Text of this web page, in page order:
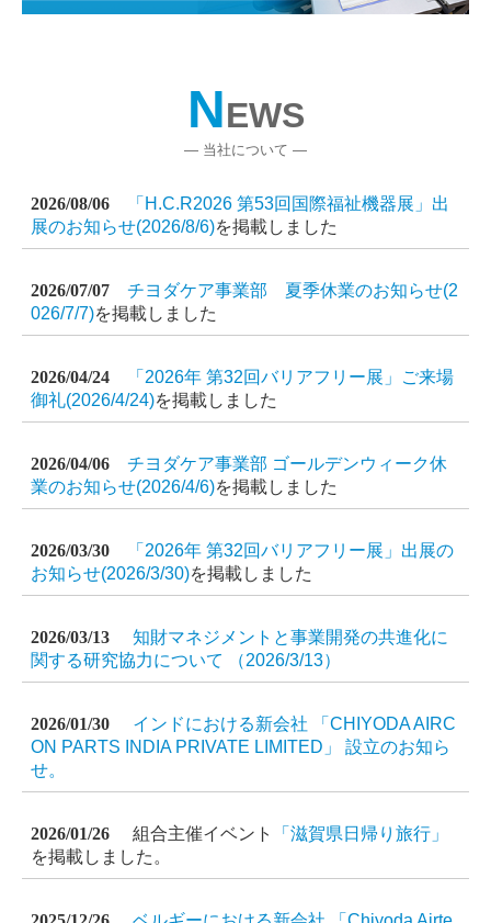
NEWS
― 当社について ―
2026/08/06 「H.C.R2026 第53回国際福祉機器展」 出
展のお知らせ(2026/8/6)を掲載しました
2026/07/07 チヨダケア事業部 夏季休業のお知らせ(2
026/7/7)を掲載しました
2026/04/24
「2026年 第32回バリアフリー展」ご来場
御礼(2026/4/24)を掲載しました
2026/04/06 チヨダケア事業部 ゴールデンウィーク休
業のお知らせ(2026/4/6)を掲載しました
2026/03/30
「2026年 第32回バリアフリー展」出展の
お知らせ(2026/3/30)を掲載しました
2026/03/13
知財マネジメントと事業開発の共進化に
関する研究協力について （2026/3/13）
2026/01/30
インドにおける新会社 「CHIYODA AIRC
ON PARTS INDIA PRIVATE LIMITED」 設立のお知ら
せ。
2026/01/26 組合主催イベント
「滋賀県日帰り旅行」
を掲載しました。